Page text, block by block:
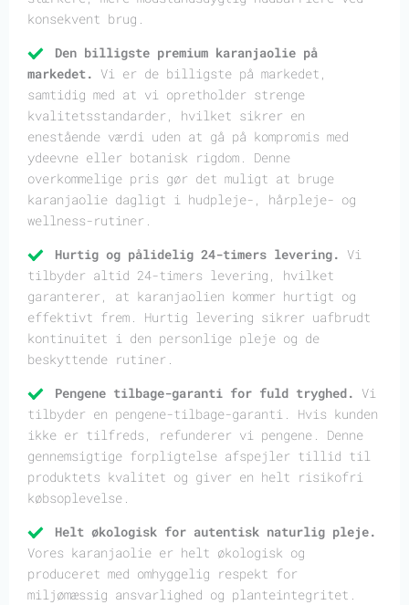
konsekvent brug.
Den billigste premium karanjaolie på
markedet. Vi er de billigste på markedet,
samtidig med at vi opretholder strenge
kvalitetsstandarder, hvilket sikrer en
enestående værdi uden at gå på kompromis med
ydeevne eller botanisk rigdom. Denne
overkommelige pris gør det muligt at bruge
karanjaolie dagligt i hudpleje-, hårpleje- og
wellness-rutiner.
Hurtig og pålidelig 24-timers levering. Vi
tilbyder altid 24-timers levering, hvilket
garanterer, at karanjaolien kommer hurtigt og
effektivt frem. Hurtig levering sikrer uafbrudt
kontinuitet i den personlige pleje og de
beskyttende rutiner.
Pengene tilbage-garanti for fuld tryghed. Vi
tilbyder en pengene-tilbage-garanti. Hvis kunden
ikke er tilfreds, refunderer vi pengene. Denne
gennemsigtige forpligtelse afspejler tillid til
produktets kvalitet og giver en helt risikofri
købsoplevelse.
Helt økologisk for autentisk naturlig pleje.
Vores karanjaolie er helt økologisk og
produceret med omhyggelig respekt for
miljømæssig ansvarlighed og planteintegritet.